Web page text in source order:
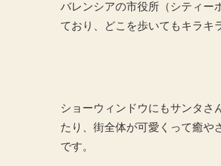
バレンシアの市役所（シティー
ており、どこを歩いてもキラキ
ショーウィンドウにもサンタさ
たり、街全体が可愛くって癒や
です。